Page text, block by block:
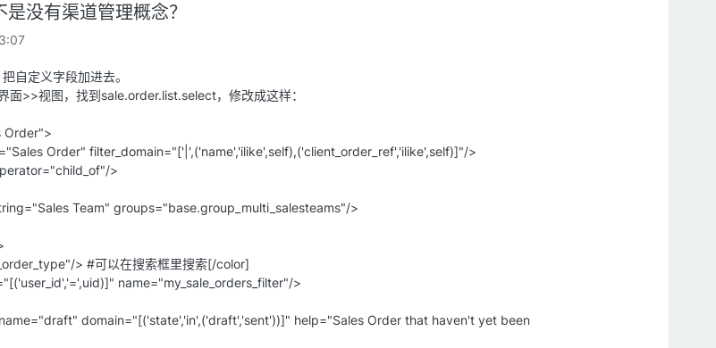
没有渠道管理概念？
自定义字段加进去。
面>>视图，找到sale.order.list.select，修改成这样：
Order">
Order" filter_domain="['|',('name','ilike',self),('client_order_ref','ilike',self)]"/>
>
Team" groups="base.group_multi_salesteams"/>
> #可以在搜索框里搜索[/color]
name="my_sale_orders_filter"/>
domain="[('state','in',('draft','sent'))]" help="Sales Order that haven't yet been